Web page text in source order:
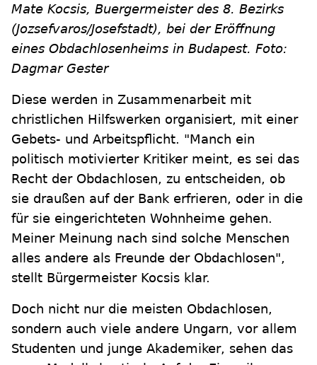
Mate Kocsis, Buergermeister des 8. Bezirks
(Jozsefvaros/Josefstadt), bei der Eröffnung
eines Obdachlosenheims in Budapest. Foto:
Dagmar Gester
Diese werden in Zusammenarbeit mit
christlichen Hilfswerken organisiert, mit einer
Gebets- und Arbeitspflicht. "Manch ein
politisch motivierter Kritiker meint, es sei das
Recht der Obdachlosen, zu entscheiden, ob
sie draußen auf der Bank erfrieren, oder in die
für sie eingerichteten Wohnheime gehen.
Meiner Meinung nach sind solche Menschen
alles andere als Freunde der Obdachlosen",
stellt Bürgermeister Kocsis klar.
Doch nicht nur die meisten Obdachlosen,
sondern auch viele andere Ungarn, vor allem
Studenten und junge Akademiker, sehen das